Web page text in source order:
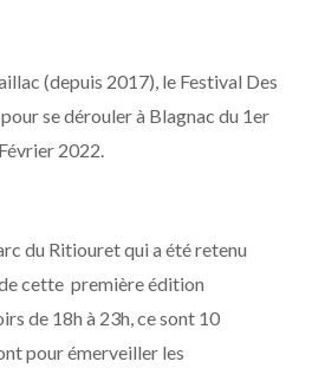
(depuis 2017), le Festival Des
se dérouler à Blagnac du 1er
2022.
du Ritiouret qui a été retenu
cette première édition
de 18h à 23h, ce sont 10
pour émerveiller les